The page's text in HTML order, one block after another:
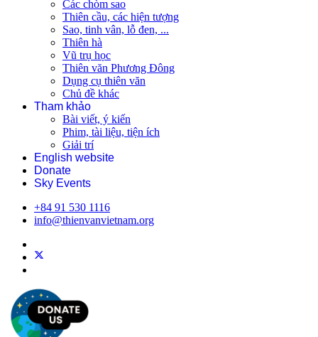
Các chòm sao
Thiên cầu, các hiện tượng
Sao, tinh vân, lỗ đen, ...
Thiên hà
Vũ trụ học
Thiên văn Phương Đông
Dụng cụ thiên văn
Chủ đề khác
Tham khảo
Bài viết, ý kiến
Phim, tài liệu, tiện ích
Giải trí
English website
Donate
Sky Events
+84 91 530 1116
info@thienvanvietnam.org